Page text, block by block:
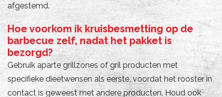
afgestemd.
Hoe voorkom ik kruisbesmetting op de
barbecue zelf, nadat het pakket is
bezorgd?
Gebruik aparte grillzones of gril producten met
specifieke dieetwensen als eerste, voordat het rooster in
contact is geweest met andere producten. Houd ook